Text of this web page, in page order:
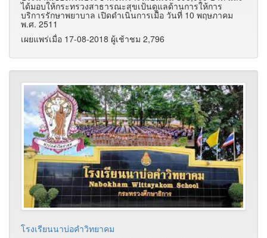
ได้มอบให้กระทรวงสาธารณะสุขเป้นดูแลด้านการให้การ
บริการรักษาพยาบาล เปิดดำเนินการเมื่อ วันที่ 10 พฤษภาคม
พ.ศ. 2511
เผยแพร่เมื่อ 17-08-2018 ผู้เช้าชม 2,796
โรงเรียนนาบ่อคำวิทยาคม